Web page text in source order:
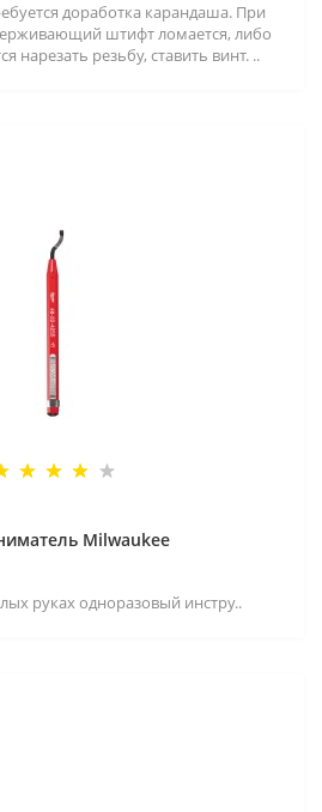
доработка карандаша. При
штифт ломается, либо
нарезать резьбу, ставить винт. ..
Milwaukee
руках одноразовый инстру..